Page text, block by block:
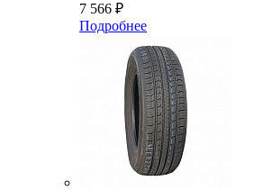
7 566 ₽
Подробнее